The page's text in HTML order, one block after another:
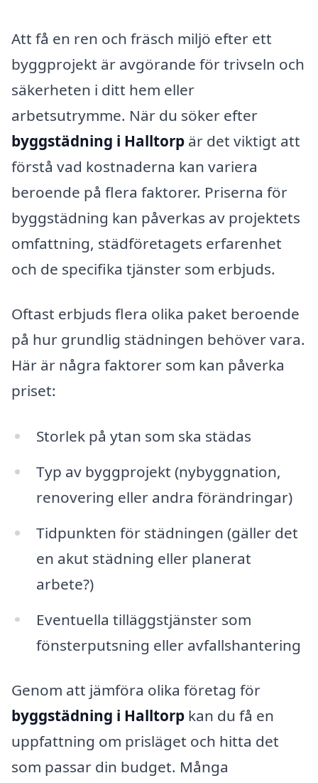
Att få en ren och fräsch miljö efter ett
byggprojekt är avgörande för trivseln och
säkerheten i ditt hem eller
arbetsutrymme. När du söker efter
byggstädning i Halltorp är det viktigt att
förstå vad kostnaderna kan variera
beroende på flera faktorer. Priserna för
byggstädning kan påverkas av projektets
omfattning, städföretagets erfarenhet
och de specifika tjänster som erbjuds.
Oftast erbjuds flera olika paket beroende
på hur grundlig städningen behöver vara.
Här är några faktorer som kan påverka
priset:
Storlek på ytan som ska städas
Typ av byggprojekt (nybyggnation,
renovering eller andra förändringar)
Tidpunkten för städningen (gäller det
en akut städning eller planerat
arbete?)
Eventuella tilläggstjänster som
fönsterputsning eller avfallshantering
Genom att jämföra olika företag för
byggstädning i Halltorp kan du få en
uppfattning om prisläget och hitta det
som passar din budget. Många